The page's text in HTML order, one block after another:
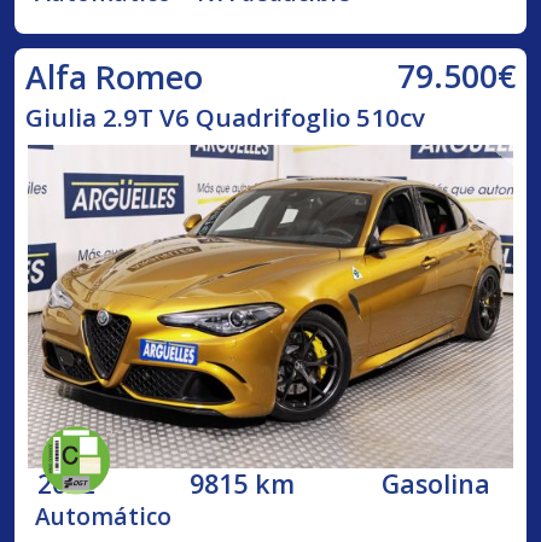
Alfa Romeo 79.500€
Giulia 2.9T V6 Quadrifoglio 510cv
2022 9815 km Gasolina
Automático